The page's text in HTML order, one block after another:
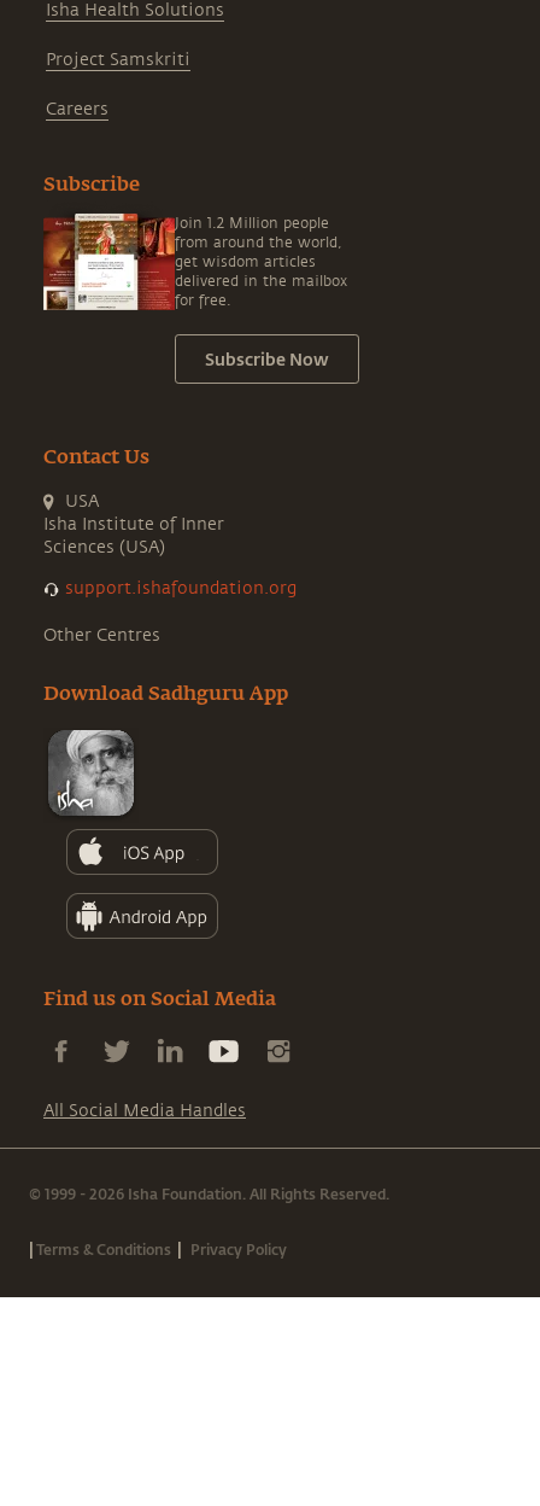
Isha Health Solutions
Project Samskriti
Careers
Subscribe
Join 1.2 Million people
from around the world,
get wisdom articles
delivered in the mailbox
for free.
Subscribe Now
Contact Us
USA
Isha Institute of Inner
Sciences (USA)
support.ishafoundation.org
Other Centres
Download Sadhguru App
Find us on Social Media
All Social Media Handles
© 1999 - 2026 Isha Foundation. All Rights Reserved.
|Terms & Conditions | Privacy Policy